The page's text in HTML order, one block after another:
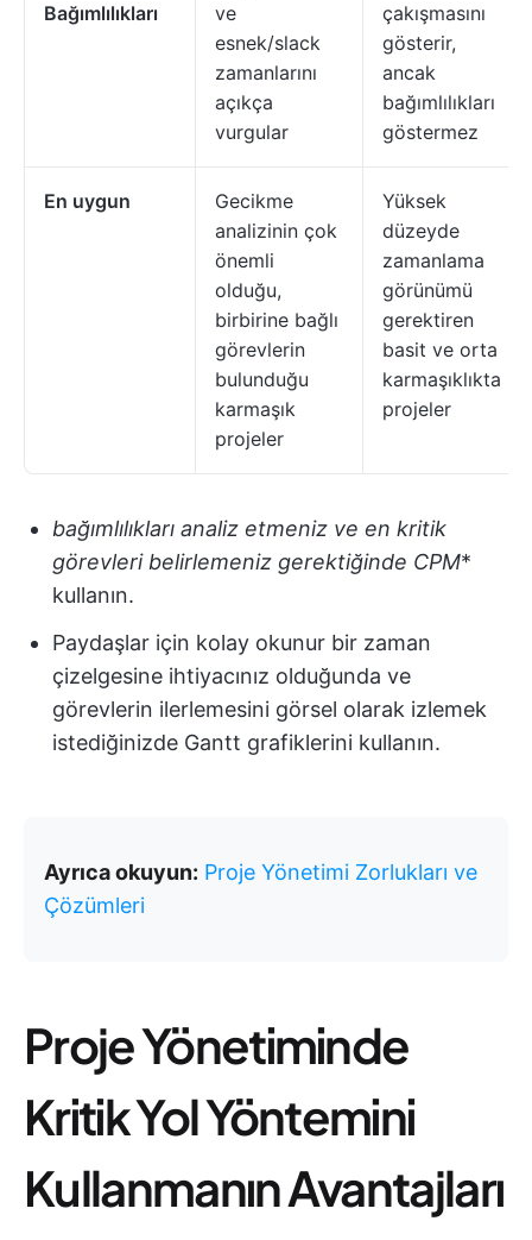
Bağımlılıkları
ve
esnek/slack
zamanlarını
açıkça
vurgular
çakışmasını
gösterir,
ancak
bağımlılıkları
göstermez
En uygun
Gecikme
analizinin çok
önemli
olduğu,
birbirine bağlı
görevlerin
bulunduğu
karmaşık
projeler
Yüksek
düzeyde
zamanlama
görünümü
gerektiren
basit ve orta
karmaşıklıkta
projeler
bağımlılıkları analiz etmeniz ve en kritik
görevleri belirlemeniz gerektiğinde CPM*
kullanın.
Paydaşlar için kolay okunur bir zaman
çizelgesine ihtiyacınız olduğunda ve
görevlerin ilerlemesini görsel olarak izlemek
istediğinizde Gantt grafiklerini kullanın.
Ayrıca okuyun: Proje Yönetimi Zorlukları ve
Çözümleri
Proje Yönetiminde
Kritik Yol Yöntemini
Kullanmanın Avantajları